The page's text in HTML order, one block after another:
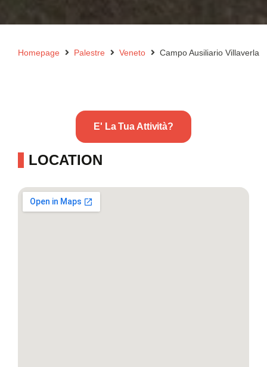
Homepage Palestre Veneto Campo Ausiliario Villaverla
E' La Tua Attività?
LOCATION